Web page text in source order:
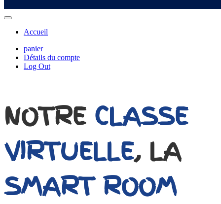
Accueil
panier
Détails du compte
Log Out
NOTRE CLASSE
VIRTUELLE, LA
SMART ROOM